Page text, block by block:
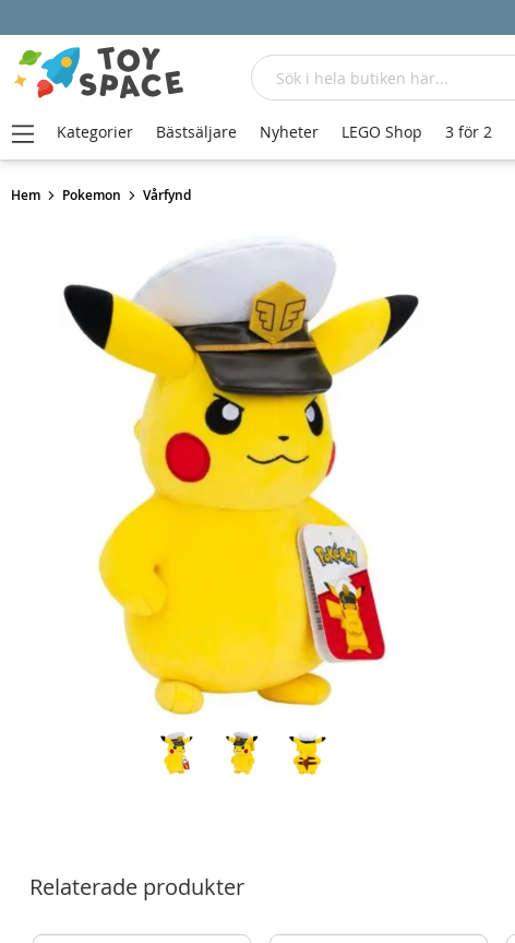
Hem Pokemon Vårfynd
Relaterade produkter
Sök
Kategorier Bästsäljare Nyheter LEGO Shop 3 för 2